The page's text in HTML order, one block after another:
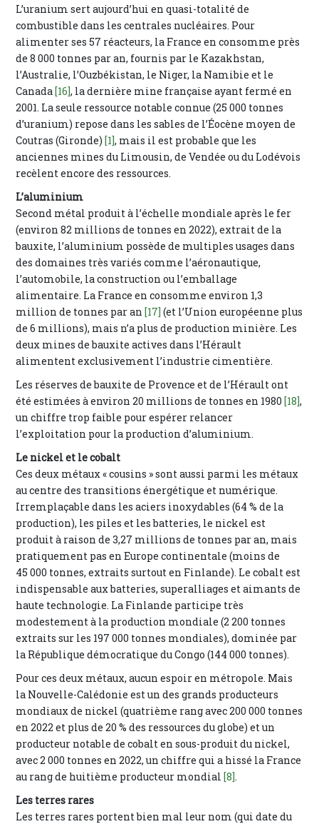
L’uranium sert aujourd’hui en quasi-totalité de
combustible dans les centrales nucléaires. Pour
alimenter ses 57 réacteurs, la France en consomme près
de 8 000 tonnes par an, fournis par le Kazakhstan,
l’Australie, l’Ouzbékistan, le Niger, la Namibie et le
Canada[16], la dernière mine française ayant fermé en
2001. La seule ressource notable connue (25 000 tonnes
d’uranium) repose dans les sables de l’Éocène moyen de
Coutras (Gironde)[1], mais il est probable que les
anciennes mines du Limousin, de Vendée ou du Lodévois
recèlent encore des ressources.
L’aluminium
Second métal produit à l’échelle mondiale après le fer
(environ 82 millions de tonnes en 2022), extrait de la
bauxite, l’aluminium possède de multiples usages dans
des domaines très variés comme l’aéronautique,
l’automobile, la construction ou l’emballage
alimentaire. La France en consomme environ 1,3
million de tonnes par an[17] (et l’Union européenne plus
de 6 millions), mais n’a plus de production minière. Les
deux mines de bauxite actives dans l’Hérault
alimentent exclusivement l’industrie cimentière.
Les réserves de bauxite de Provence et de l’Hérault ont
été estimées à environ 20 millions de tonnes en 1980[18],
un chiffre trop faible pour espérer relancer
l’exploitation pour la production d’aluminium.
Le nickel et le cobalt
Ces deux métaux « cousins » sont aussi parmi les métaux
au centre des transitions énergétique et numérique.
Irremplaçable dans les aciers inoxydables (64 % de la
production), les piles et les batteries, le nickel est
produit à raison de 3,27 millions de tonnes par an, mais
pratiquement pas en Europe continentale (moins de
45 000 tonnes, extraits surtout en Finlande). Le cobalt est
indispensable aux batteries, superalliages et aimants de
haute technologie. La Finlande participe très
modestement à la production mondiale (2 200 tonnes
extraits sur les 197 000 tonnes mondiales), dominée par
la République démocratique du Congo (144 000 tonnes).
Pour ces deux métaux, aucun espoir en métropole. Mais
la Nouvelle-Calédonie est un des grands producteurs
mondiaux de nickel (quatrième rang avec 200 000 tonnes
en 2022 et plus de 20 % des ressources du globe) et un
producteur notable de cobalt en sous-produit du nickel,
avec 2 000 tonnes en 2022, un chiffre qui a hissé la France
au rang de huitième producteur mondial[8].
Les terres rares
Les terres rares portent bien mal leur nom (qui date du